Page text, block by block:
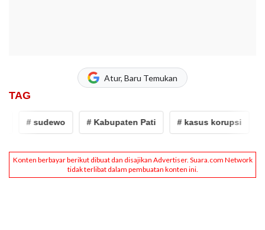
Atur, Baru Temukan
TAG
# sudewo # Kabupaten Pati # kasus korupsi